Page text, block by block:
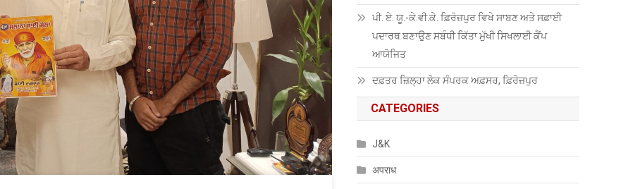
ਪੀ. ਏ. ਯੂ.-ਕੇ.ਵੀ.ਕੇ. ਫ਼ਿਰੋਜ਼ਪੁਰ ਵਿਖੇ ਸਾਬਣ ਅਤੇ ਸਫ਼ਾਈ
ਪਦਾਰਥ ਬਣਾਉਣ ਸਬੰਧੀ ਕਿੱਤਾ ਮੁੱਖੀ ਸਿਖਲਾਈ ਕੈਂਪ
ਆਯੋਜਿਤ
ਦਫ਼ਤਰ ਜ਼ਿਲ੍ਹਾ ਲੋਕ ਸੰਪਰਕ ਅਫ਼ਸਰ, ਫ਼ਿਰੋਜ਼ਪੁਰ
CATEGORIES
J&K
अपराध